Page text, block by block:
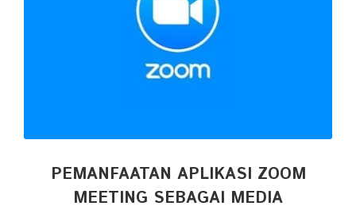
PEMANFAATAN APLIKASI ZOOM
MEETING SEBAGAI MEDIA